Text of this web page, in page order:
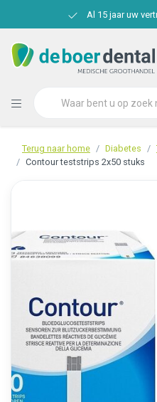
Al 15 jaar uw
Terug naar home Diabetes
Contour teststrips 2x50 stuks